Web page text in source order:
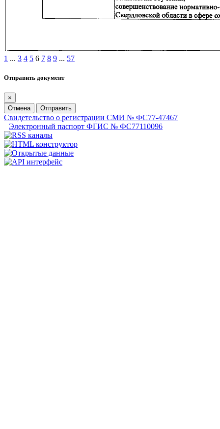
1 ... 3 4 5 6 7 8 9 ... 57
Отправить документ
×
Отмена
Отправить
Свидетельство о регистрации СМИ № ФС77-47467
Электронный паспорт ФГИС № ФС77110096